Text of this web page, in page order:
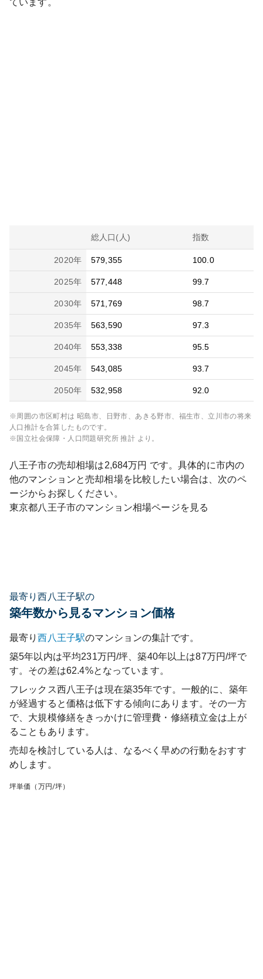
ています。
総人口(人) 指数
2020年 579,355 100.0
2025年 577,448 99.7
2030年 571,769 98.7
2035年 563,590 97.3
2040年 553,338 95.5
2045年 543,085 93.7
2050年 532,958 92.0
※周囲の市区町村は 昭島市、日野市、あきる野市、福生市、立川市の将来
人口推計を合算したものです。
※国立社会保障・人口問題研究所 推計 より。
八王子市の売却相場は2,684万円 です。具体的に市内の
他のマンションと売却相場を比較したい場合は、次のペ
ージからお探しください。
東京都八王子市のマンション相場ページを見る
最寄り西八王子駅の
築年数から見るマンション価格
最寄り西八王子駅のマンションの集計です。
築5年以内は平均231万円/坪、築40年以上は87万円/坪で
す。その差は62.4%となっています。
フレックス西八王子は現在築35年です。一般的に、築年
が経過すると価格は低下する傾向にあります。その一方
で、大規模修繕をきっかけに管理費・修繕積立金は上が
ることもあります。
売却を検討している人は、なるべく早めの行動をおすす
めします。
坪単価（万円/坪）